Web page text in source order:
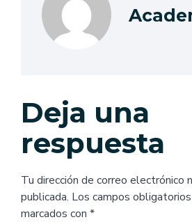
Deja una
respuesta
Tu dirección de correo electrónico
publicada. Los campos
marcados con *